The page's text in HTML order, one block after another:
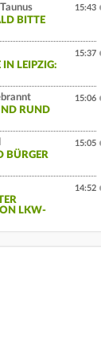
BITTE
15:43
IN LEIPZIG:
15:37
RUND
15:06
BÜRGER
15:05
LKW-
14:52